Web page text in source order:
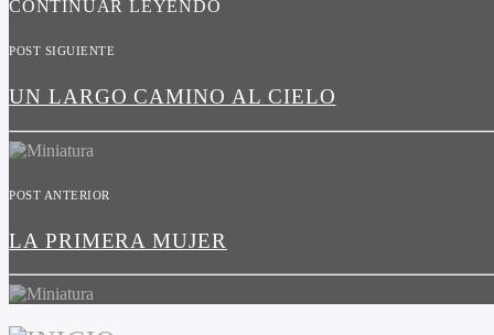
CONTINUAR LEYENDO
POST SIGUIENTE
UN LARGO CAMINO AL CIELO
POST ANTERIOR
LA PRIMERA MUJER